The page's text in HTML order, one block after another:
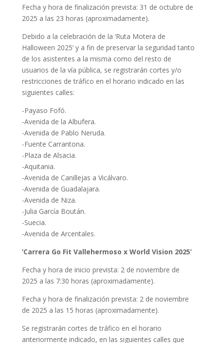
Fecha y hora de finalización prevista: 31 de octubre de
2025 a las 23 horas (aproximadamente).
Debido a la celebración de la ‘Ruta Motera de
Halloween 2025’ y a fin de preservar la seguridad tanto
de los asistentes a la misma como del resto de
usuarios de la vía pública, se registrarán cortes y/o
restricciones de tráfico en el horario indicado en las
siguientes calles:
-Payaso Fofó.
-Avenida de la Albufera.
-Avenida de Pablo Neruda.
-Fuente Carrantona.
-Plaza de Alsacia.
-Aquitania.
-Avenida de Canillejas a Vicálvaro.
-Avenida de Guadalajara.
-Avenida de Niza.
-Julia García Boután.
-Suecia.
-Avenida de Arcentales.
‘Carrera Go Fit Vallehermoso x World Vision 2025’
Fecha y hora de inicio prevista: 2 de noviembre de
2025 a las 7:30 horas (aproximadamente).
Fecha y hora de finalización prevista: 2 de noviembre
de 2025 a las 15 horas (aproximadamente).
Se registrarán cortes de tráfico en el horario
anteriormente indicado, en las siguientes calles que